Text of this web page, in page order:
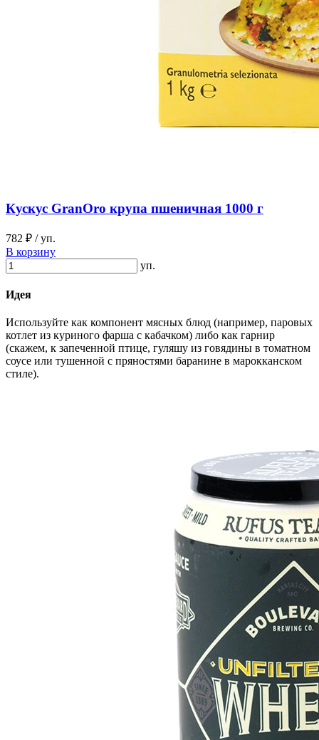
Кускус GranOro крупа пшеничная 1000 г
782 ₽ / уп.
В корзину
уп.
Идея
Используйте как компонент мясных блюд (например, паровых
котлет из куриного фарша с кабачком) либо как гарнир
(скажем, к запеченной птице, гуляшу из говядины в томатном
соусе или тушенной с пряностями баранине в марокканском
стиле).